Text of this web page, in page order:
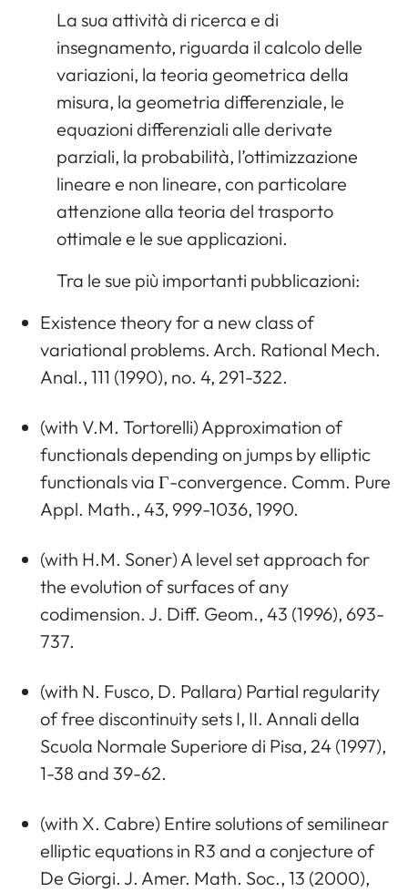
La sua attività di ricerca e di
insegnamento, riguarda il calcolo delle
variazioni, la teoria geometrica della
misura, la geometria differenziale, le
equazioni differenziali alle derivate
parziali, la probabilità, l’ottimizzazione
lineare e non lineare, con particolare
attenzione alla teoria del trasporto
ottimale e le sue applicazioni.
Tra le sue più importanti pubblicazioni:
Existence theory for a new class of
variational problems. Arch. Rational Mech.
Anal., 111 (1990), no. 4, 291-322.
(with V.M. Tortorelli) Approximation of
functionals depending on jumps by elliptic
functionals via Γ-convergence. Comm. Pure
Appl. Math., 43, 999-1036, 1990.
(with H.M. Soner) A level set approach for
the evolution of surfaces of any
codimension. J. Diff. Geom., 43 (1996), 693-
737.
(with N. Fusco, D. Pallara) Partial regularity
of free discontinuity sets I, II. Annali della
Scuola Normale Superiore di Pisa, 24 (1997),
1-38 and 39-62.
(with X. Cabre) Entire solutions of semilinear
elliptic equations in R3 and a conjecture of
De Giorgi. J. Amer. Math. Soc., 13 (2000),